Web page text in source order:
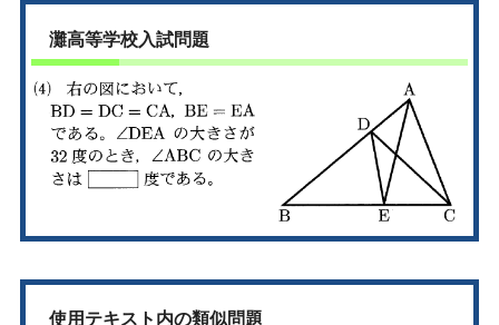
灘高等学校入試問題
使用テキスト内の類似問題